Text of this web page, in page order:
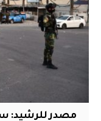
مصدر للرشيد: